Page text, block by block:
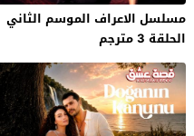
مسلسل الاعراف الموسم الثاني
الحلقة 3 مترجم